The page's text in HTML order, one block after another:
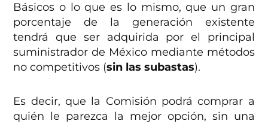
Básicos o lo que es lo mismo, que un gran
porcentaje de la generación existente
tendrá que ser adquirida por el principal
suministrador de México mediante métodos
no competitivos (sin las subastas).
Es decir, que la Comisión podrá comprar a
quién le parezca la mejor opción, sin una